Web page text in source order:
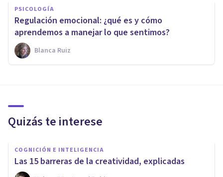
PSICOLOGÍA
Regulación emocional: ¿qué es y cómo
aprendemos a manejar lo que sentimos?
Blanca Ruiz
Quizás te interese
COGNICIÓN E INTELIGENCIA
Las 15 barreras de la creatividad, explicadas